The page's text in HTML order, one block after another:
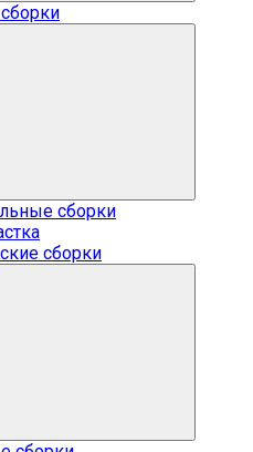
сборки
сборки